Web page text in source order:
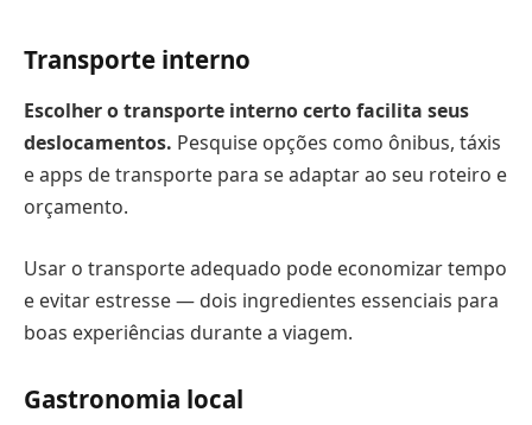
Transporte interno
Escolher o transporte interno certo facilita seus
deslocamentos. Pesquise opções como ônibus, táxis
e apps de transporte para se adaptar ao seu roteiro e
orçamento.
Usar o transporte adequado pode economizar tempo
e evitar estresse — dois ingredientes essenciais para
boas experiências durante a viagem.
Gastronomia local